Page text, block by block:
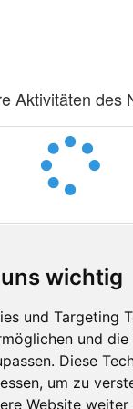
wichtig
und Targeting
und die
Diese
um zu
Website
Aktivitäten des
Facebook
Twitter
YouTube